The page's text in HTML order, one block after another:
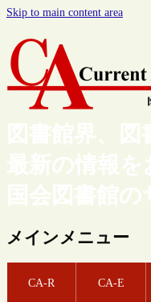
Skip to main content area
図書館界、
最新の情報
国会図書館の
メインメニュー
CA-R CA-E